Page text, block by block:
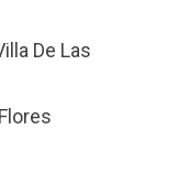
De Las